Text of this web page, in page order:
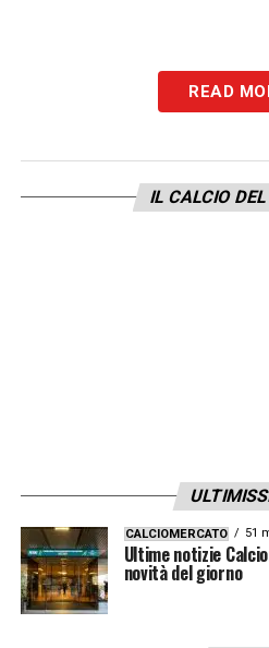
READ
IL CALCIO
CALCIOMERCATO 51
Ultime notizie
novità del giorno